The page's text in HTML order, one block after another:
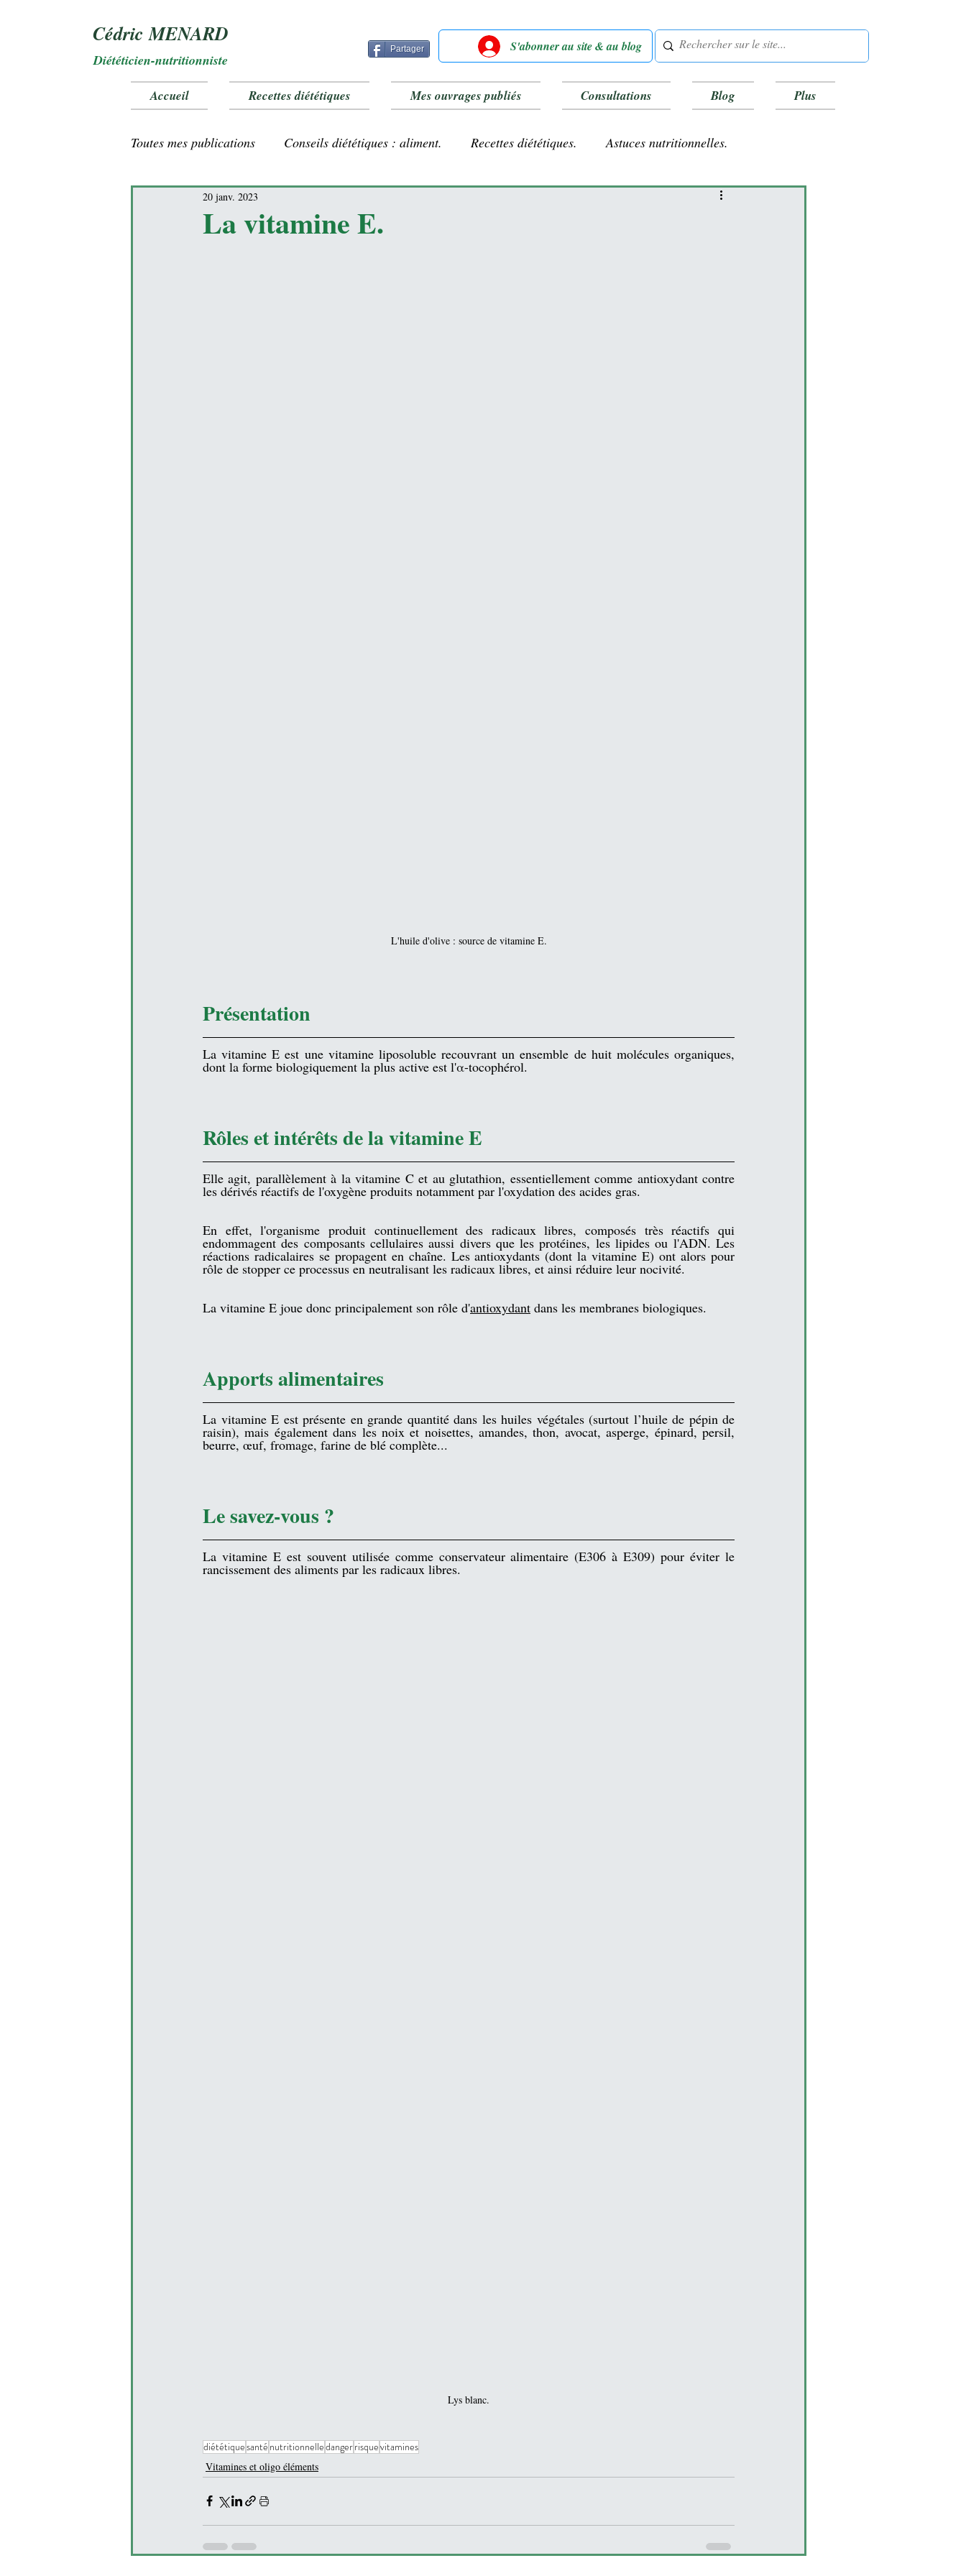
Cédric MENARD
Diététicien-nutritionniste
Partager S'abonner au site & au blog
Accueil Recettes diététiques Mes ouvrages publiés Consultations Blog Plus
Toutes mes publications Conseils diététiques : aliment. Recettes diététiques. Astuces nutritionnelles.
Vitamines et oligo éléments
La vitamine E.
20 janv. 2023
L'huile d'olive : source de vitamine E.
Présentation
La vitamine E est une vitamine liposoluble recouvrant un ensemble de huit molécules organiques,
dont la forme biologiquement la plus active est l'α-tocophérol.
Rôles et intérêts de la vitamine E
Elle agit, parallèlement à la vitamine C et au glutathion, essentiellement comme antioxydant contre
les dérivés réactifs de l'oxygène produits notamment par l'oxydation des acides gras.
En effet, l'organisme produit continuellement des radicaux libres, composés très réactifs qui
endommagent des composants cellulaires aussi divers que les protéines, les lipides ou l'ADN. Les
réactions radicalaires se propagent en chaîne. Les antioxydants (dont la vitamine E) ont alors pour
rôle de stopper ce processus en neutralisant les radicaux libres, et ainsi réduire leur nocivité.
La vitamine E joue donc principalement son rôle d'antioxydant dans les membranes biologiques.
Apports alimentaires
La vitamine E est présente en grande quantité dans les huiles végétales (surtout l’huile de pépin de
raisin), mais également dans les noix et noisettes, amandes, thon, avocat, asperge, épinard, persil,
beurre, œuf, fromage, farine de blé complète...
Le savez-vous ?
La vitamine E est souvent utilisée comme conservateur alimentaire (E306 à E309) pour éviter le
rancissement des aliments par les radicaux libres.
Lys blanc.
diététiquesanté nutritionnelledangerrisquevitamines
Vitamines et oligo éléments